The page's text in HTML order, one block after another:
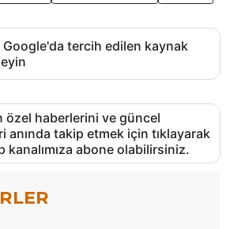
Google'da tercih edilen kaynak
özel haberlerini ve güncel
anında takip etmek için tıklayarak
kanalımıza abone olabilirsiniz.